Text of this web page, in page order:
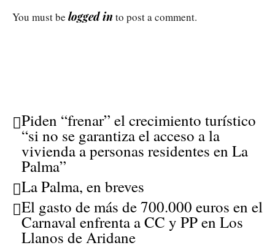
You must be logged in to post a comment.
Piden “frenar” el crecimiento turístico
“si no se garantiza el acceso a la
vivienda a personas residentes en La
Palma”
La Palma, en breves
El gasto de más de 700.000 euros en el
Carnaval enfrenta a CC y PP en Los
Llanos de Aridane